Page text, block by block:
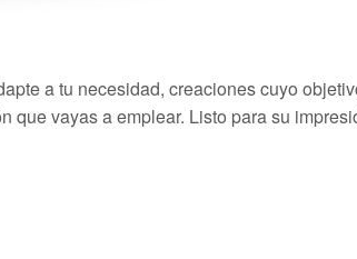
a tu necesidad, creaciones cuyo
vayas a emplear. Listo para su